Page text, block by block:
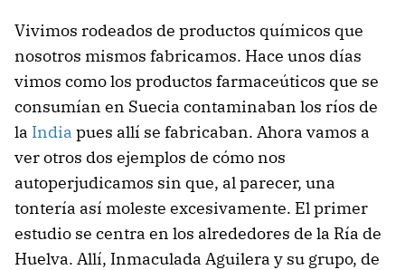
Vivimos rodeados de productos químicos que
nosotros mismos fabricamos. Hace unos días
vimos como los productos farmaceúticos que se
consumían en Suecia contaminaban los ríos de
la India pues allí se fabricaban. Ahora vamos a
ver otros dos ejemplos de cómo nos
autoperjudicamos sin que, al parecer, una
tontería así moleste excesivamente. El primer
estudio se centra en los alrededores de la Ría de
Huelva. Allí, Inmaculada Aguilera y su grupo, de